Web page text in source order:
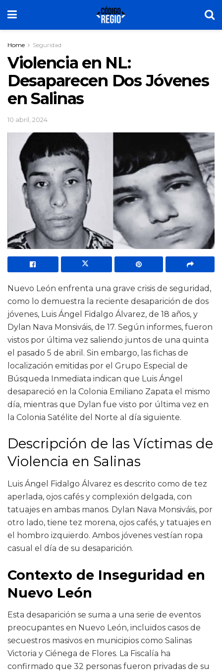
Home Seguridad
Violencia en NL:
Desaparecen Dos Jóvenes
en Salinas
10 abril, 2024
Nuevo León enfrenta una grave crisis de seguridad,
como lo demuestra la reciente desaparición de dos
jóvenes, Luis Ángel Fidalgo Álvarez, de 18 años, y
Dylan Nava Monsiváis, de 17. Según informes, fueron
vistos por última vez saliendo juntos de una quinta
el pasado 5 de abril. Sin embargo, las fichas de
localización emitidas por el Grupo Especial de
Búsqueda Inmediata indican que Luis Ángel
desapareció en la Colonia Emiliano Zapata el mismo
día, mientras que Dylan fue visto por última vez en
la Colonia Satélite del Norte al día siguiente.
Descripción de las Víctimas de
Violencia en Salinas
Luis Ángel Fidalgo Álvarez es descrito como de tez
aperlada, ojos cafés y complexión delgada, con
tatuajes en ambas manos. Dylan Nava Monsiváis, por
otro lado, tiene tez morena, ojos cafés, y tatuajes en
el hombro izquierdo. Ambos jóvenes vestían ropa
casual el día de su desaparición.
Contexto de Inseguridad en
Nuevo León
Esta desaparición se suma a una serie de eventos
preocupantes en Nuevo León, incluidos casos de
secuestros masivos en municipios como Salinas
Victoria y Ciénega de Flores. La Fiscalía ha
confirmado que 32 personas fueron privadas de su